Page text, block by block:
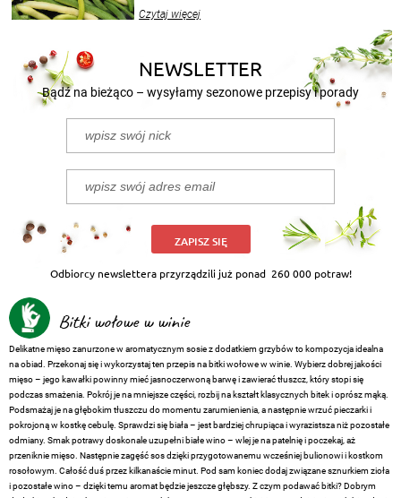
nasze propozycje!
Czytaj więcej
NEWSLETTER
Bądź na bieżąco – wysyłamy sezonowe przepisy i porady
ZAPISZ SIĘ
Odbiorcy newslettera przyrządzili już ponad 260 000 potraw!
Bitki wołowe w winie
Delikatne mięso zanurzone w aromatycznym sosie z dodatkiem grzybów to kompozycja idealna
na obiad. Przekonaj się i wykorzystaj ten przepis na bitki wołowe w winie. Wybierz dobrej jakości
mięso – jego kawałki powinny mieć jasnoczerwoną barwę i zawierać tłuszcz, który stopi się
podczas smażenia. Pokrój je na mniejsze części, rozbij na kształt klasycznych bitek i oprósz mąką.
Podsmażaj je na głębokim tłuszczu do momentu zarumienienia, a następnie wrzuć pieczarki i
pokrojoną w kostkę cebulę. Sprawdzi się biała – jest bardziej chrupiąca i wyrazistsza niż pozostałe
odmiany. Smak potrawy doskonale uzupełni białe wino – wlej je na patelnię i poczekaj, aż
przeniknie mięso. Następnie zagęść sos dzięki przygotowanemu wcześniej bulionowi i kostkom
rosołowym. Całość duś przez kilkanaście minut. Pod sam koniec dodaj związane sznurkiem zioła
i pozostałe wino – dzięki temu aromat będzie jeszcze głębszy. Z czym podawać bitki? Dobrym